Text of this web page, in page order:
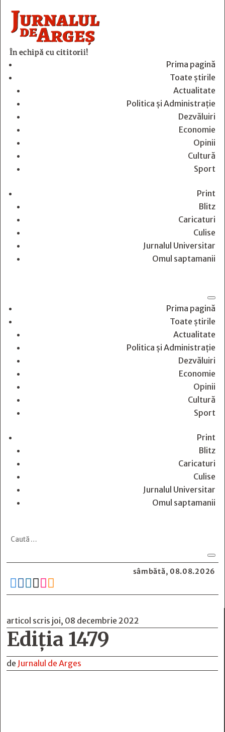
În echipă cu cititorii!
Prima pagină
Toate știrile
Actualitate
Politica și Administrație
Dezvăluiri
Economie
Opinii
Cultură
Sport
Print
Blitz
Caricaturi
Culise
Jurnalul Universitar
Omul saptamanii
Prima pagină
Toate știrile
Actualitate
Politica și Administrație
Dezvăluiri
Economie
Opinii
Cultură
Sport
Print
Blitz
Caricaturi
Culise
Jurnalul Universitar
Omul saptamanii
sâmbătă, 08.08.2026
     
articol scris joi, 08 decembrie 2022
Ediția 1479
de Jurnalul de Arges